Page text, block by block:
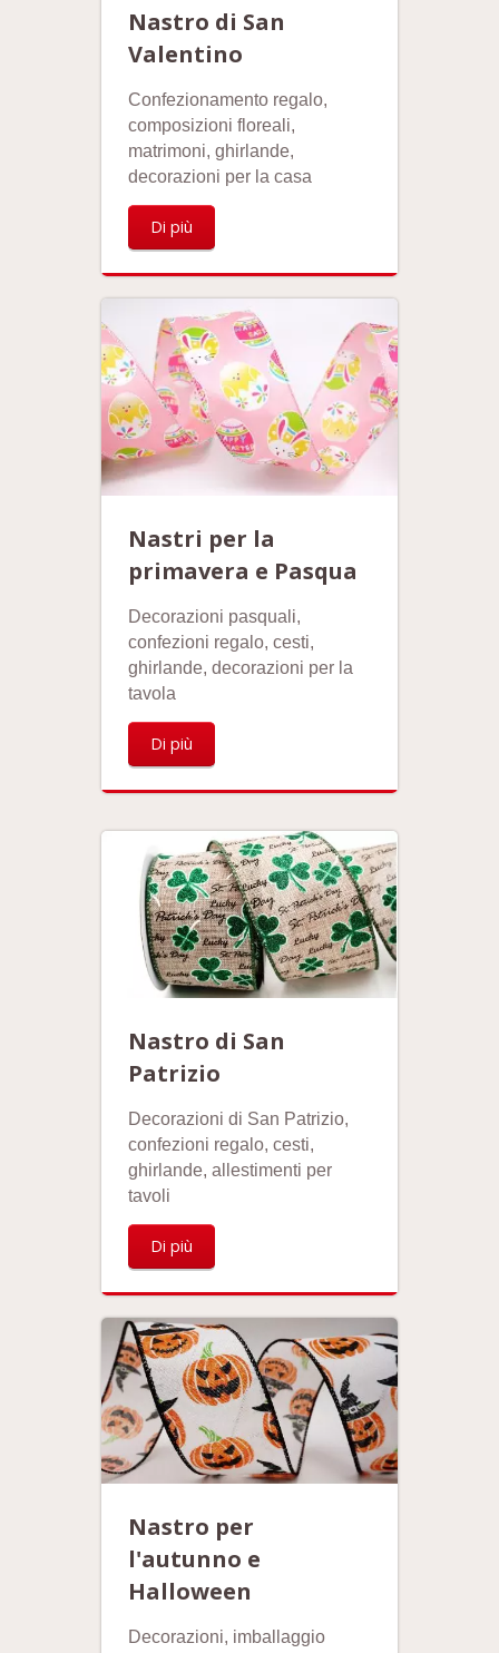
Nastro di San
Valentino
Confezionamento regalo,
composizioni floreali,
matrimoni, ghirlande,
decorazioni per la casa
Di più
Nastri per la
primavera e Pasqua
Decorazioni pasquali,
confezioni regalo, cesti,
ghirlande, decorazioni per la
tavola
Di più
Nastro di San
Patrizio
Decorazioni di San Patrizio,
confezioni regalo, cesti,
ghirlande, allestimenti per
tavoli
Di più
Nastro per
l'autunno e
Halloween
Decorazioni, imballaggio